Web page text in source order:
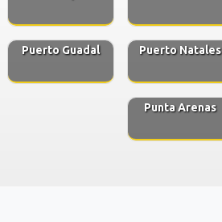
Puerto Guadal Puerto Natales
Punta Arenas